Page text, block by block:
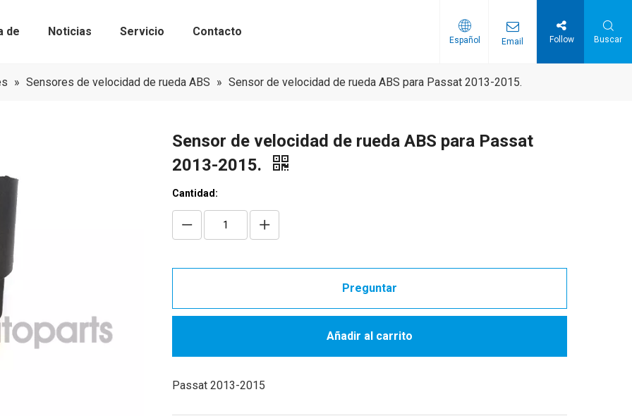
de Noticias Servicio Contacto
Español Email Follow Buscar
» Sensores de velocidad de rueda ABS » Sensor de velocidad de rueda ABS para Passat 2013-2015.
Sensor de velocidad de rueda ABS para Passat
2013-2015.
Cantidad:
Preguntar
Añadir al carrito
Passat 2013-2015